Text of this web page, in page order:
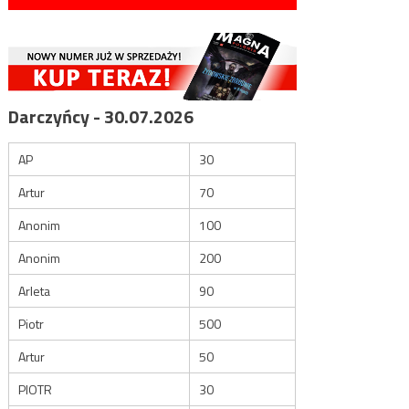
Darczyńcy - 30.07.2026
AP
30
Artur
70
Anonim
100
Anonim
200
Arleta
90
Piotr
500
Artur
50
PIOTR
30